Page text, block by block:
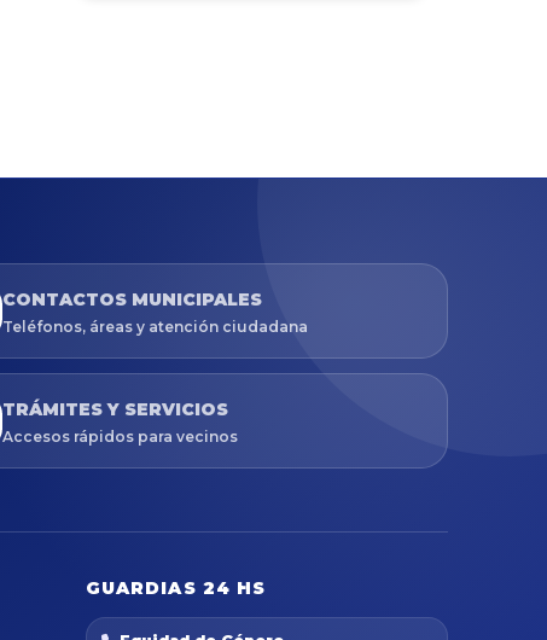
CONTACTOS MUNICIPALES
Teléfonos, áreas y atención ciudadana
TRÁMITES Y SERVICIOS
Accesos rápidos para vecinos
GUARDIAS 24 HS